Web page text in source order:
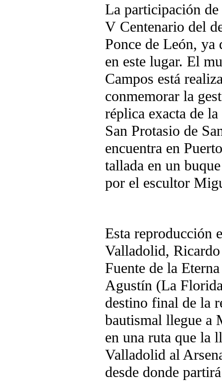
La participación de
V Centenario del
Ponce de León, ya
en este lugar. El
Campos está
conmemorar la
réplica exacta de
San Protasio de
encuentra en
tallada en un
por el escultor
Esta reproducción
Valladolid, Ricardo
Fuente de la
Agustín (La
destino final de la
bautismal llegue a
en una ruta que la
Valladolid al
desde donde